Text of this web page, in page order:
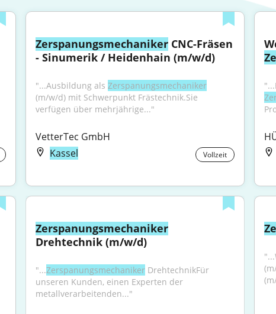
Zerspanungsmechaniker CNC-Fräsen
- Sinumerik / Heidenhain (m/w/d)
"...Ausbildung als Zerspanungsmechaniker
(m/w/d) mit Schwerpunkt Frästechnik.Sie
verfügen über mehrjährige..."
VetterTec GmbH
Kassel
Vollzeit
Zerspanungsmechaniker
Drehtechnik (m/w/d)
"...Zerspanungsmechaniker DrehtechnikFür
unseren Kunden, einen Experten der
metallverarbeitenden..."